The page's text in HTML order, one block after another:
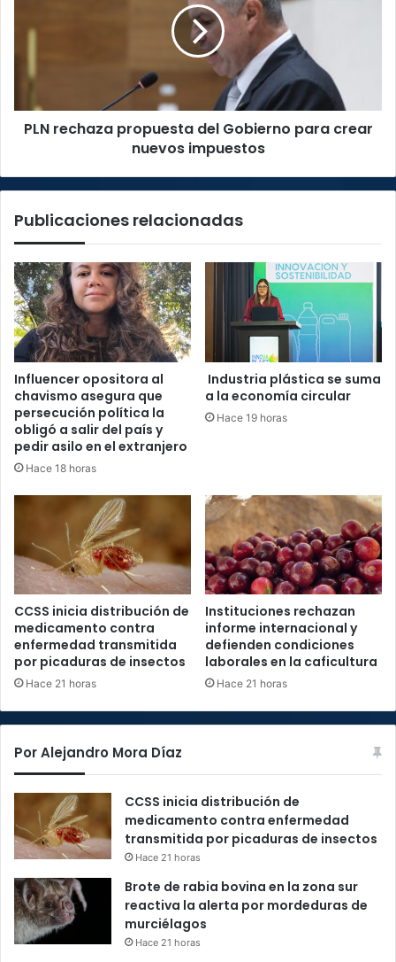
Gobierno
impuestos
PLN rechaza propuesta del Gobierno para crear
nuevos impuestos
Publicaciones relacionadas
Influencer opositora al
chavismo asegura que
persecución política la
obligó a salir del país y
pedir asilo en el extranjero
Hace 18 horas
Industria plástica se suma
a la economía circular
Hace 19 horas
CCSS inicia distribución de
medicamento contra
enfermedad transmitida
por picaduras de insectos
Hace 21 horas
Instituciones rechazan
informe internacional y
defienden condiciones
laborales en la caficultura
Hace 21 horas
Por Alejandro Mora Díaz
CCSS inicia distribución de
medicamento contra enfermedad
transmitida por picaduras de insectos
Hace 21 horas
Brote de rabia bovina en la zona sur
reactiva la alerta por mordeduras de
murciélagos
Hace 21 horas